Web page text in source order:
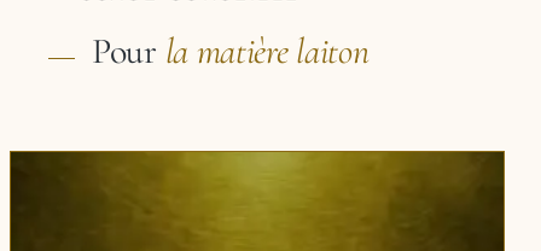
Pour la matièrelaiton